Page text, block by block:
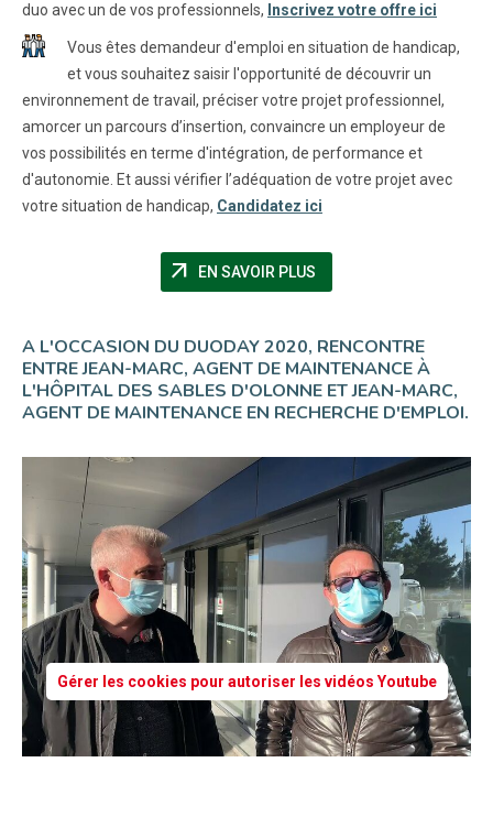
duo avec un de vos professionnels, Inscrivez votre offre ici
Vous êtes demandeur d'emploi en situation de handicap,
et vous souhaitez saisir l'opportunité de découvrir un
environnement de travail, préciser votre projet professionnel,
amorcer un parcours d’insertion, convaincre un employeur de
vos possibilités en terme d'intégration, de performance et
d'autonomie. Et aussi vérifier l’adéquation de votre projet avec
votre situation de handicap, Candidatez ici
arrow_outward EN SAVOIR PLUS
A L'OCCASION DU DUODAY 2020, RENCONTRE
ENTRE JEAN-MARC, AGENT DE MAINTENANCE À
L'HÔPITAL DES SABLES D'OLONNE ET JEAN-MARC,
AGENT DE MAINTENANCE EN RECHERCHE D'EMPLOI.
Gérer les cookies pour autoriser les vidéos Youtube